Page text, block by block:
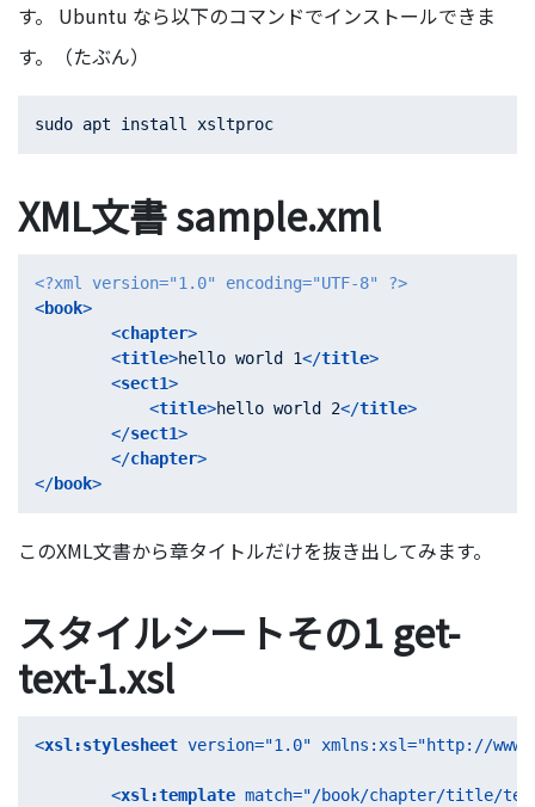
す。 Ubuntu なら以下のコマンドでインストールできま
す。（たぶん）
XML文書 sample.xml
<?xml version="1.0" encoding="UTF-8" ?>
<book>
<chapter>
<title>hello world 1</title>
<sect1>
<title>hello world 2</title>
</sect1>
</chapter>
</book>
このXML文書から章タイトルだけを抜き出してみます。
スタイルシートその1 get-
text-1.xsl
<xsl:stylesheet version="1.0" xmlns:xsl="http://
<xsl:template match="/book/chapter/title/